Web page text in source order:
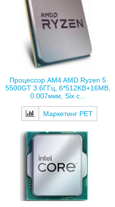
Процессор AM4 AMD Ryzen 5
5500GT 3.6ГГц, 6*512KB+16MB,
0.007мкм, Six c...
Маркетинг РЕТ